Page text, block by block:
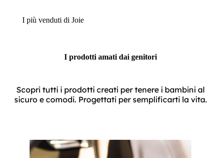
I più venduti di Joie
I prodotti amati dai genitori
Scopri tutti i prodotti creati per tenere i bambini al
sicuro e comodi. Progettati per semplificarti la vita.